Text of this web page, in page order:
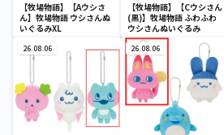
【牧場物語】【Aウシさ
ん】牧場物語 ウシさんぬ
いぐるみXL
【牧場物語】【Cウシさん
(黒)】牧場物語 ふわふわ
ウシさんぬいぐるみ
26.08.06 26.08.06